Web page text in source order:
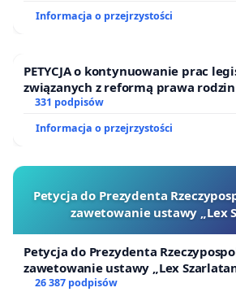
Informacja o przejrzystości
PETYCJA o kontynuowanie prac
związanych z reformą prawa
331 podpisów
Informacja o przejrzystości
Petycja do Prezydenta
zawetowanie ustawy „Lex
Petycja do Prezydenta
zawetowanie ustawy „Lex
26 387 podpisów